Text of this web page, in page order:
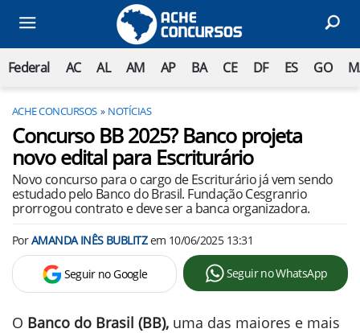
Federal AC AL AM AP BA CE DF ES GO
ACHE CONCURSOS NOTÍCIAS
Concurso BB 2025? Banco projeta
novo edital para Escriturário
Novo concurso para o cargo de Escriturário já vem sendo
estudado pelo Banco do Brasil. Fundação Cesgranrio
prorrogou contrato e deve ser a banca organizadora.
PorAMANDA INÊS BUBLITZem 10/06/2025 13:31
Seguir no Google Seguir no WhatsApp
O Banco do Brasil (BB), uma das maiores e mais